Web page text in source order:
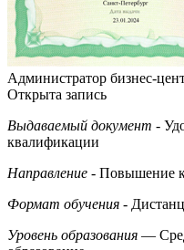
Администратор бизнес-
Открыта запись
Выдаваемый документ -
квалификации
Направление - Повышение
Формат обучения -
Уровень образования —